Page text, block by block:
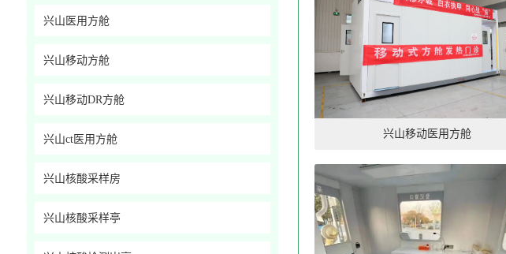
兴山医用方舱
兴山移动方舱
兴山移动DR方舱
兴山ct医用方舱
兴山核酸采样房
兴山核酸采样亭
兴山移动医用方舱